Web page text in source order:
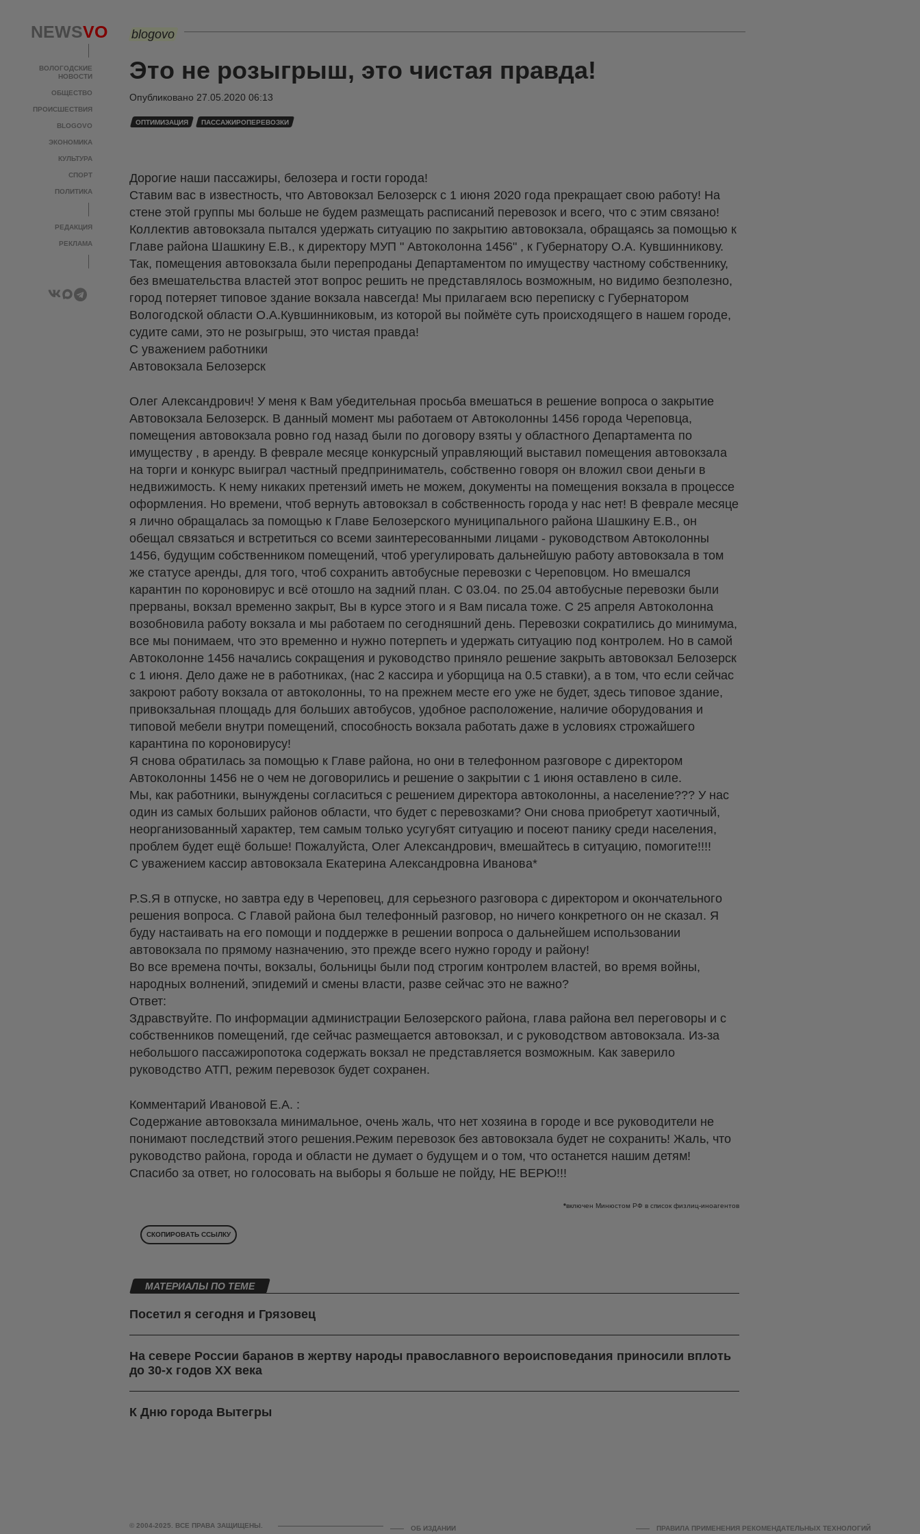
NEWSVO
ВОЛОГОДСКИЕ
НОВОСТИ
ОБЩЕСТВО
ПРОИСШЕСТВИЯ
BLOGOVO
ЭКОНОМИКА
КУЛЬТУРА
СПОРТ
ПОЛИТИКА
РЕДАКЦИЯ
РЕКЛАМА
blogovo
Это не розыгрыш, это чистая правда!
Опубликовано 27.05.2020 06:13
ОПТИМИЗАЦИЯ ПАССАЖИРОПЕРЕВОЗКИ
Дорогие наши пассажиры, белозера и гости города!
Ставим вас в известность, что Автовокзал Белозерск с 1 июня 2020 года прекращает свою работу! На
стене этой группы мы больше не будем размещать расписаний перевозок и всего, что с этим связано!
Коллектив автовокзала пытался удержать ситуацию по закрытию автовокзала, обращаясь за помощью к
Главе района Шашкину Е.В., к директору МУП " Автоколонна 1456" , к Губернатору О.А. Кувшинникову.
Так, помещения автовокзала были перепроданы Департаментом по имуществу частному собственнику,
без вмешательства властей этот вопрос решить не представлялось возможным, но видимо безполезно,
город потеряет типовое здание вокзала навсегда! Мы прилагаем всю переписку с Губернатором
Вологодской области О.А.Кувшинниковым, из которой вы поймёте суть происходящего в нашем городе,
судите сами, это не розыгрыш, это чистая правда!
С уважением работники
Автовокзала Белозерск
Олег Александрович! У меня к Вам убедительная просьба вмешаться в решение вопроса о закрытие
Автовокзала Белозерск. В данный момент мы работаем от Автоколонны 1456 города Череповца,
помещения автовокзала ровно год назад были по договору взяты у областного Департамента по
имуществу , в аренду. В феврале месяце конкурсный управляющий выставил помещения автовокзала
на торги и конкурс выиграл частный предприниматель, собственно говоря он вложил свои деньги в
недвижимость. К нему никаких претензий иметь не можем, документы на помещения вокзала в процессе
оформления. Но времени, чтоб вернуть автовокзал в собственность города у нас нет! В феврале месяце
я лично обращалась за помощью к Главе Белозерского муниципального района Шашкину Е.В., он
обещал связаться и встретиться со всеми заинтересованными лицами - руководством Автоколонны
1456, будущим собственником помещений, чтоб урегулировать дальнейшую работу автовокзала в том
же статусе аренды, для того, чтоб сохранить автобусные перевозки с Череповцом. Но вмешался
карантин по короновирус и всё отошло на задний план. С 03.04. по 25.04 автобусные перевозки были
прерваны, вокзал временно закрыт, Вы в курсе этого и я Вам писала тоже. С 25 апреля Автоколонна
возобновила работу вокзала и мы работаем по сегодняшний день. Перевозки сократились до минимума,
все мы понимаем, что это временно и нужно потерпеть и удержать ситуацию под контролем. Но в самой
Автоколонне 1456 начались сокращения и руководство приняло решение закрыть автовокзал Белозерск
с 1 июня. Дело даже не в работниках, (нас 2 кассира и уборщица на 0.5 ставки), а в том, что если сейчас
закроют работу вокзала от автоколонны, то на прежнем месте его уже не будет, здесь типовое здание,
привокзальная площадь для больших автобусов, удобное расположение, наличие оборудования и
типовой мебели внутри помещений, способность вокзала работать даже в условиях строжайшего
карантина по короновирусу!
Я снова обратилась за помощью к Главе района, но они в телефонном разговоре с директором
Автоколонны 1456 не о чем не договорились и решение о закрытии с 1 июня оставлено в силе.
Мы, как работники, вынуждены согласиться с решением директора автоколонны, а население??? У нас
один из самых больших районов области, что будет с перевозками? Они снова приобретут хаотичный,
неорганизованный характер, тем самым только усугубят ситуацию и посеют панику среди населения,
проблем будет ещё больше! Пожалуйста, Олег Александрович, вмешайтесь в ситуацию, помогите!!!!
С уважением кассир автовокзала Екатерина Александровна Иванова*
P.S.Я в отпуске, но завтра еду в Череповец, для серьезного разговора с директором и окончательного
решения вопроса. С Главой района был телефонный разговор, но ничего конкретного он не сказал. Я
буду настаивать на его помощи и поддержке в решении вопроса о дальнейшем использовании
автовокзала по прямому назначению, это прежде всего нужно городу и району!
Во все времена почты, вокзалы, больницы были под строгим контролем властей, во время войны,
народных волнений, эпидемий и смены власти, разве сейчас это не важно?
Ответ:
Здравствуйте. По информации администрации Белозерского района, глава района вел переговоры и с
собственников помещений, где сейчас размещается автовокзал, и с руководством автовокзала. Из-за
небольшого пассажиропотока содержать вокзал не представляется возможным. Как заверило
руководство АТП, режим перевозок будет сохранен.
Комментарий Ивановой Е.А. :
Содержание автовокзала минимальное, очень жаль, что нет хозяина в городе и все руководители не
понимают последствий этого решения.Режим перевозок без автовокзала будет не сохранить! Жаль, что
руководство района, города и области не думает о будущем и о том, что останется нашим детям!
Спасибо за ответ, но голосовать на выборы я больше не пойду, НЕ ВЕРЮ!!!
*включен Минюстом РФ в список физлиц-иноагентов
СКОПИРОВАТЬ ССЫЛКУ
МАТЕРИАЛЫ ПО ТЕМЕ
Посетил я сегодня и Грязовец
На севере России баранов в жертву народы православного вероисповедания приносили вплоть
до 30-х годов ХХ века
К Дню города Вытегры
© 2004-2025. ВСЕ ПРАВА ЗАЩИЩЕНЫ. ОБ ИЗДАНИИ ПРАВИЛА ПРИМЕНЕНИЯ РЕКОМЕНДАТЕЛЬНЫХ ТЕХНОЛОГИЙ